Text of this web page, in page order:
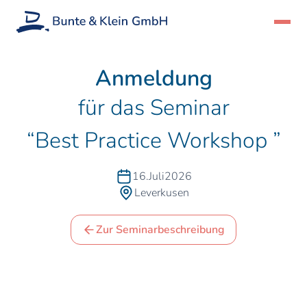
Anmeldung
für das Seminar
“Best Practice Workshop ”
16.Juli2026
Leverkusen
Zur Seminarbeschreibung